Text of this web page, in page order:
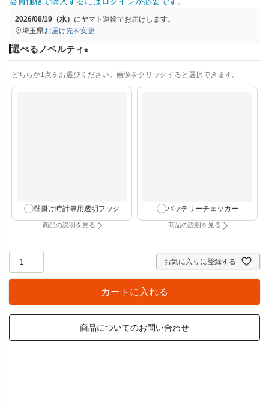
2026/08/19（水） にヤマト運輸でお届けします。
埼玉県 お届け先を変更
選べるノベルティ
必
どちらか1点をお選びください。画像をクリックすると選択できます。
壁掛け時計専用透明フック
商品の説明を見る：壁掛け時計専用透明フック（別タブで開きます）
バッテリーチェッカー
商品の説明を見る：バッテリーチェッカ
お気に入りに登録する
カートに入れる
商品についてのお問い合わせ